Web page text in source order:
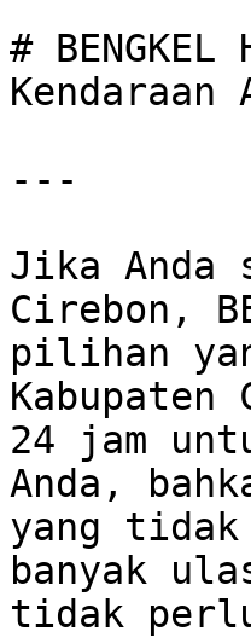
#
---
Jika Anda
Cirebon,
pilihan
24 jam
Anda,
yang
banyak
tidak